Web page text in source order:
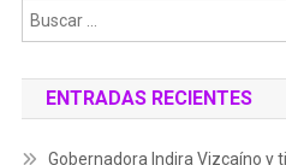
ENTRADAS RECIENTES
Gobernadora Indira Vizcaíno y